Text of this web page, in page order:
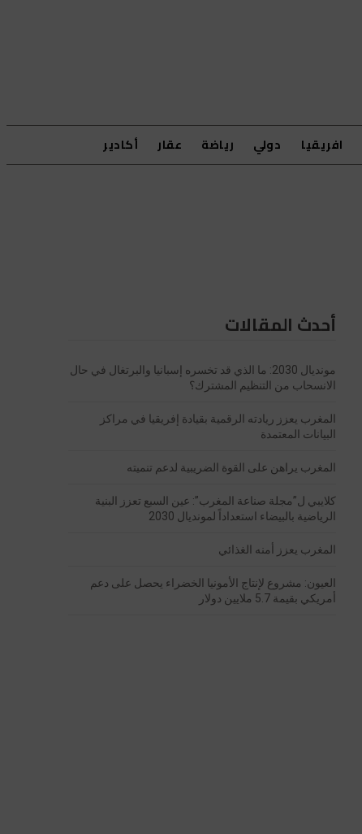
افريقيا دولي رياضة عقار أكادير
أحدث المقالات
مونديال 2030: ما الذي قد تخسره إسبانيا والبرتغال في حال
الانسحاب من التنظيم المشترك؟
المغرب يعزز ريادته الرقمية بقيادة إفريقيا في مراكز
البيانات المعتمدة
المغرب يراهن على القوة الضريبية لدعم تنميته
كلايبي ل”مجلة صناعة المغرب”: عين السبع تعزز البنية
الرياضية بالبيضاء استعداداً لمونديال 2030
المغرب يعزز أمنه الغذائي
العيون: مشروع لإنتاج الأمونيا الخضراء يحصل على دعم
أمريكي بقيمة 5.7 ملايين دولار